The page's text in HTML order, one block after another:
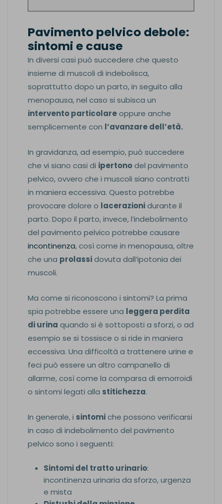
Pavimento pelvico debole:
sintomi e cause
In diversi casi può succedere che questo
insieme di muscoli di indebolisca,
soprattutto dopo un parto, in seguito alla
menopausa, nel caso si subisca un
intervento particolareoppure anche
semplicemente con l’avanzare dell’età.
In gravidanza, ad esempio, può succedere
che vi siano casi di ipertonodel pavimento
pelvico, ovvero che i muscoli siano contratti
in maniera eccessiva. Questo potrebbe
provocare dolore o lacerazionidurante il
parto. Dopo il parto, invece, l’indebolimento
del pavimento pelvico potrebbe causare
incontinenza, così come in menopausa, oltre
che una prolassidovuta dall’ipotonia dei
muscoli.
Ma come si riconoscono i sintomi? La prima
spia potrebbe essere una leggera perdita
di urina quando si è sottoposti a sforzi, o ad
esempio se si tossisce o si ride in maniera
eccessiva. Una difficoltà a trattenere urine e
feci può essere un altro campanello di
allarme, così come la comparsa di emorroidi
o sintomi legati alla stitichezza.
In generale, i sintomiche possono verificarsi
in caso di indebolimento del pavimento
pelvico sono i seguenti:
Sintomi del tratto urinario:
incontinenza urinaria da sforzo, urgenza
e mista